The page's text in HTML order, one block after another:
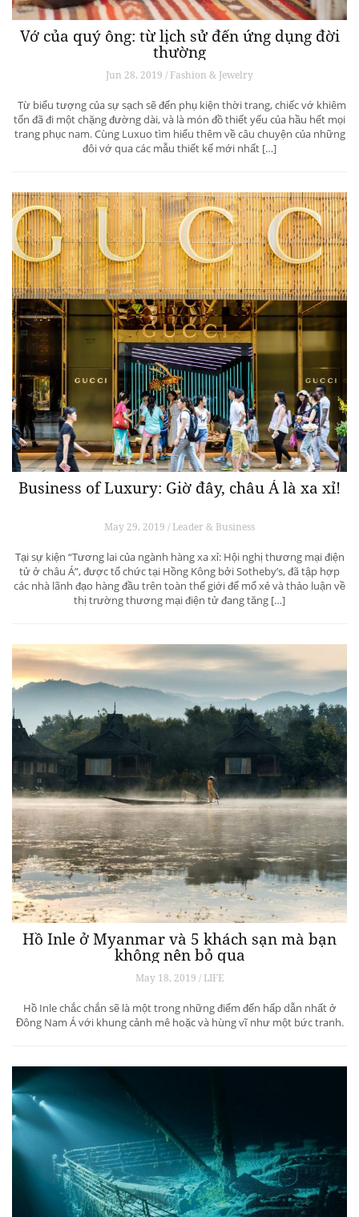
Vớ của quý ông: từ lịch sử đến ứng dụng đời
thường
Jun 28, 2019 / Fashion & Jewelry
Từ biểu tượng của sự sạch sẽ đến phụ kiện thời trang, chiếc vớ khiêm
tốn đã đi một chặng đường dài, và là món đồ thiết yếu của hầu hết mọi
trang phục nam. Cùng Luxuo tìm hiểu thêm về câu chuyện của những
đôi vớ qua các mẫu thiết kế mới nhất […]
Business of Luxury: Giờ đây, châu Á là xa xỉ!
May 29, 2019 / Leader & Business
Tại sự kiện “Tương lai của ngành hàng xa xỉ: Hội nghị thương mại điện
tử ở châu Á”, được tổ chức tại Hồng Kông bởi Sotheby’s, đã tập hợp
các nhà lãnh đạo hàng đầu trên toàn thế giới để mổ xẻ và thảo luận về
thị trường thương mại điện tử đang tăng […]
Hồ Inle ở Myanmar và 5 khách sạn mà bạn
không nên bỏ qua
May 18, 2019 / LIFE
Hồ Inle chắc chắn sẽ là một trong những điểm đến hấp dẫn nhất ở
Đông Nam Á với khung cảnh mê hoặc và hùng vĩ như một bức tranh.